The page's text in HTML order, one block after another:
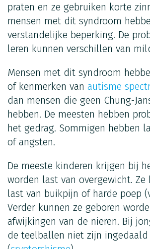
praten en ze gebruiken korte
mensen met dit syndroom
verstandelijke beperking. De
leren kunnen verschillen van
Mensen met dit syndroom
of kenmerken van autisme
dan mensen die geen Chung-
hebben. De meesten hebben
het gedrag. Sommigen hebben
of angsten.
De meeste kinderen krijgen bij
worden last van overgewicht. Ze
last van buikpijn of harde poep
Verder kunnen ze geboren
afwijkingen van de nieren. Bij
de teelballen niet zijn ingedaald